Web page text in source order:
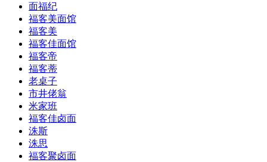
面福纪
福客美面馆
福客美
福客佳面馆
福客帝
福客蒂
老桌子
市井佬翁
米家班
福客佳卤面
洙斯
洙思
福客聚卤面